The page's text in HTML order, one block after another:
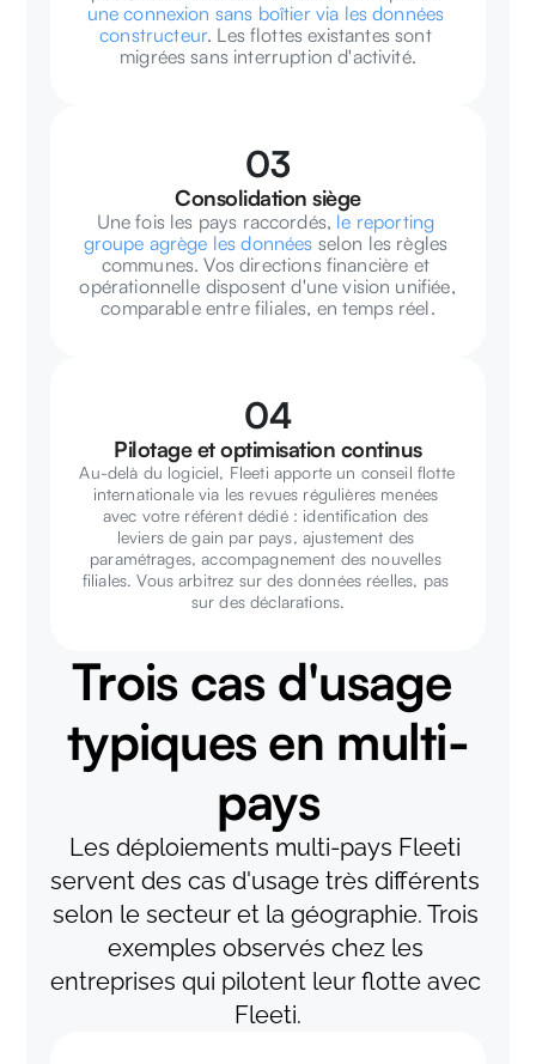
une connexion sans boîtier via les données
constructeur. Les flottes existantes sont
migrées sans interruption d'activité.
03
Consolidation siège
Une fois les pays raccordés, le reporting
groupe agrège les données selon les règles
communes. Vos directions financière et
opérationnelle disposent d'une vision unifiée,
comparable entre filiales, en temps réel.
04
Pilotage et optimisation continus
Au-delà du logiciel, Fleeti apporte un conseil flotte
internationale via les revues régulières menées
avec votre référent dédié : identification des
leviers de gain par pays, ajustement des
paramétrages, accompagnement des nouvelles
filiales. Vous arbitrez sur des données réelles, pas
sur des déclarations.
Trois cas d'usage
typiques en multi-
pays
Les déploiements multi-pays Fleeti
servent des cas d'usage très différents
selon le secteur et la géographie. Trois
exemples observés chez les
entreprises qui pilotent leur flotte avec
Fleeti.